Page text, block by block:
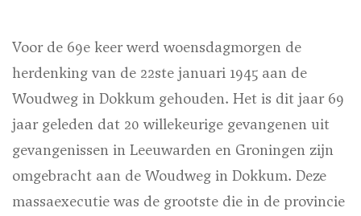
Voor de 69e keer werd woensdagmorgen de
herdenking van de 22ste januari 1945 aan de
Woudweg in Dokkum gehouden. Het is dit jaar 69
jaar geleden dat 20 willekeurige gevangenen uit
gevangenissen in Leeuwarden en Groningen zijn
omgebracht aan de Woudweg in Dokkum. Deze
massaexecutie was de grootste die in de provincie